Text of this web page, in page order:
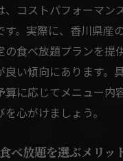
、コストパフォーマン
。実際に、香川県産
の食べ放題プランを提
良い傾向にあります。
算に応じてメニュー内
心がけましょう。
べ放題を選ぶメリッ